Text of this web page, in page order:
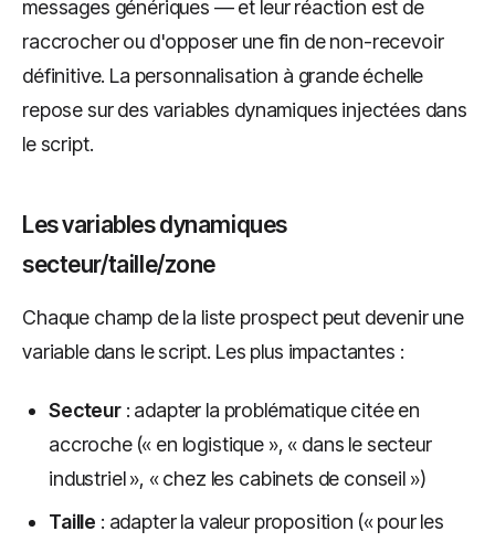
messages génériques — et leur réaction est de
raccrocher ou d'opposer une fin de non-recevoir
définitive. La personnalisation à grande échelle
repose sur des variables dynamiques injectées dans
le script.
Les variables dynamiques
secteur/taille/zone
Chaque champ de la liste prospect peut devenir une
variable dans le script. Les plus impactantes :
Secteur: adapter la problématique citée en
accroche (« en logistique », « dans le secteur
industriel », « chez les cabinets de conseil »)
Taille : adapter la valeur proposition (« pour les